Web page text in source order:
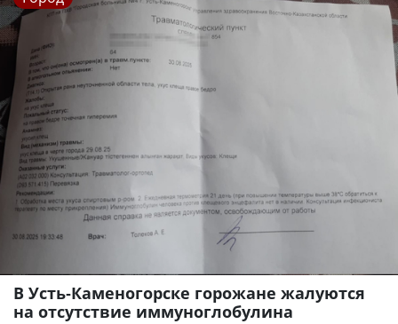
В Усть-Каменогорске горожане жалуются
на отсутствие иммуноглобулина